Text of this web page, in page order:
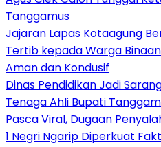
Tanggamus
Jajaran Lapas Kotaagung
Tertib kepada Warga
Aman dan Kondusif
Dinas Pendidikan Jadi
Tenaga Ahli Bupati
Pasca Viral, Dugaan
1 Negri Ngarip Diperkuat